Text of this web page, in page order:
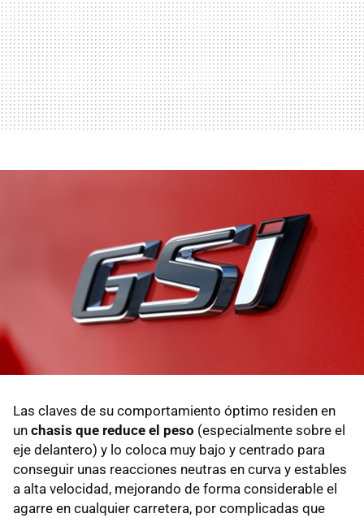
Las claves de su comportamiento óptimo residen en
un chasis que reduce el peso (especialmente sobre el
eje delantero) y lo coloca muy bajo y centrado para
conseguir unas reacciones neutras en curva y estables
a alta velocidad, mejorando de forma considerable el
agarre en cualquier carretera, por complicadas que